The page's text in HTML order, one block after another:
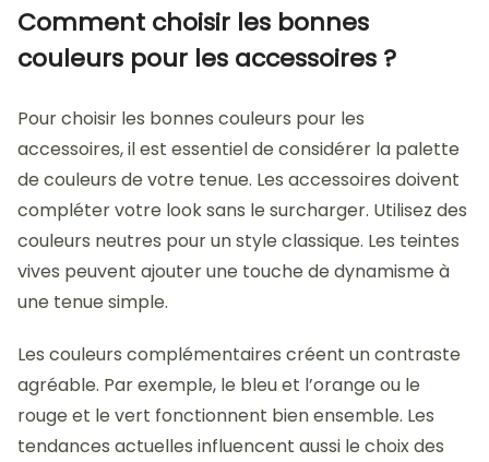
Comment choisir les bonnes
couleurs pour les accessoires ?
Pour choisir les bonnes couleurs pour les
accessoires, il est essentiel de considérer la palette
de couleurs de votre tenue. Les accessoires doivent
compléter votre look sans le surcharger. Utilisez des
couleurs neutres pour un style classique. Les teintes
vives peuvent ajouter une touche de dynamisme à
une tenue simple.
Les couleurs complémentaires créent un contraste
agréable. Par exemple, le bleu et l’orange ou le
rouge et le vert fonctionnent bien ensemble. Les
tendances actuelles influencent aussi le choix des